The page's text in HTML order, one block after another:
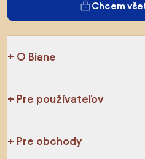
Chcem
O Biane
Pre používateľov
Pre obchody